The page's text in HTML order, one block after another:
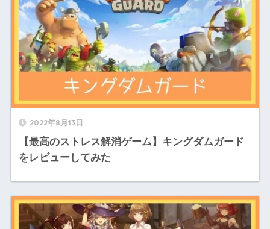
2022年8月13日
【最高のストレス解消ゲーム】キングダムガード
をレビューしてみた